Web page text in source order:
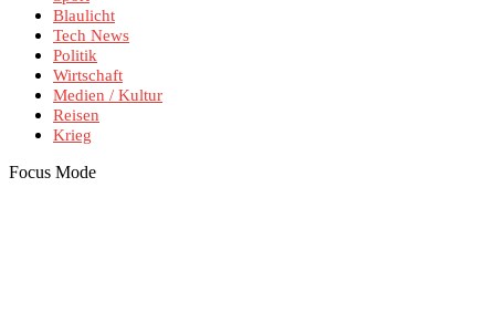
Blaulicht
Tech News
Politik
Wirtschaft
Medien / Kultur
Reisen
Krieg
Focus Mode